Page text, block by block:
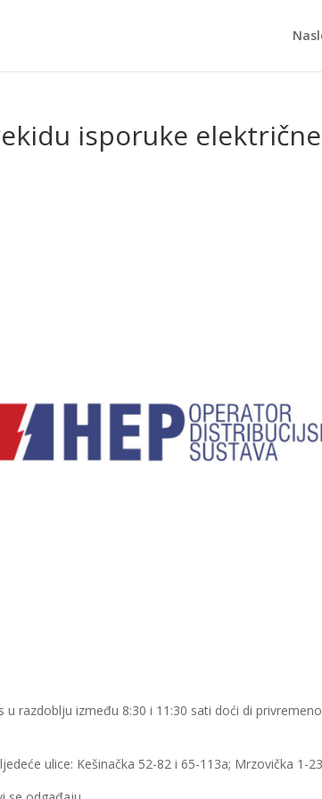
isporuke
u razdoblju između 8:30 i 11:30 sati doći di
ulice: Kešinačka 52-82 i 65-113a; Mrzovička 1-